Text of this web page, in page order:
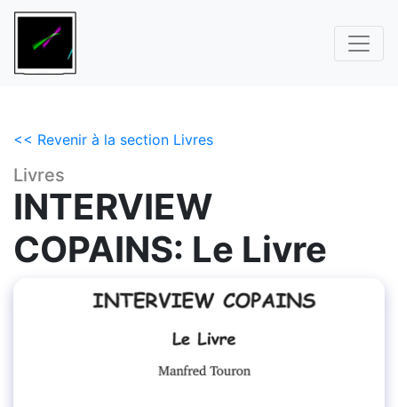
<< Revenir à la section Livres
Livres
INTERVIEW
COPAINS: Le Livre